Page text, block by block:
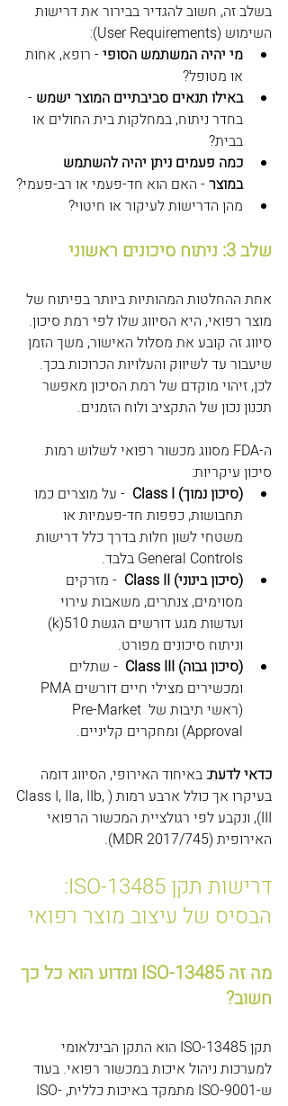
בשלב זה, חשוב להגדיר בבירור את דרישות
השימוש (User Requirements):
מי יהיה המשתמש הסופי - רופא, אחות
או מטופל?
באילו תנאים סביבתיים המוצר ישמש -
בחדר ניתוח, במחלקות בית החולים או
בבית?
כמה פעמים ניתן יהיה להשתמש
במוצר - האם הוא חד-פעמי או רב-פעמי?
מהן הדרישות לעיקור או חיטוי?
שלב 3: ניתוח סיכונים ראשוני
אחת ההחלטות המהותיות ביותר בפיתוח של
מוצר רפואי, היא הסיווג שלו לפי רמת סיכון.
סיווג זה קובע את מסלול האישור, משך הזמן
שיעבור עד לשיווק והעלויות הכרוכות בכך.
לכן, זיהוי מוקדם של רמת הסיכון מאפשר
תכנון נכון של התקציב ולוח הזמנים.
ה-FDA מסווג מכשור רפואי לשלוש רמות
סיכון עיקריות:
(סיכון נמוך) Class I
- על מוצרים כמו
תחבושות, כפפות חד-פעמיות או
משטחי לשון חלות בדרך כלל דרישות
General Controls בלבד.
(סיכון בינוני) Class II
- מזרקים
מסוימים, צנתרים, משאבות עירוי
ועדשות מגע דורשים הגשת 510(k)
וניתוח סיכונים מפורט.
(סיכון גבוה) Class III
- שתלים
(ראשי תיבות של Pre-Market
Approval) ומחקרים קליניים.
כדאי לדעת: באיחוד האירופי, הסיווג דומה
בעיקרו אך כולל ארבע רמות (Class I, IIa, IIb,
III), ונקבע לפי רגולציית המכשור הרפואי
האירופית (MDR 2017/745).
דרישות תקן ISO-13485:
הבסיס של עיצוב מוצר רפואי
מה זה ISO-13485 ומדוע הוא כל כך
חשוב?
תקן ISO-13485 הוא התקן הבינלאומי
למערכות ניהול איכות במכשור רפואי. בעוד
ש-ISO-9001 מתמקד באיכות כללית, ISO-